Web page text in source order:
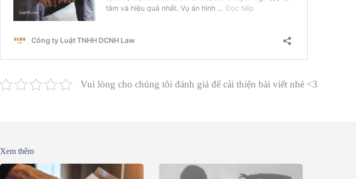
Vui lòng cho chúng tôi đánh giá để cải thiện bài viết nhé <3
Xem thêm